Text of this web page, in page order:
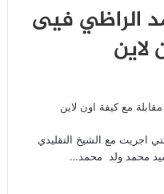
الراظي فيى
لاين
اجريت مع الشيخ التقليدي
محمد ولد محمد…